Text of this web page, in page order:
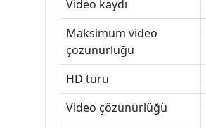
Video kaydı
Maksimum video
çözünürlüğü
HD türü
Video çözünürlüğü